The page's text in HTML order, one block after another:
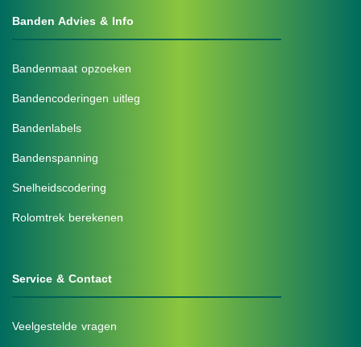
Banden Advies & Info
Bandenmaat opzoeken
Bandencoderingen uitleg
Bandenlabels
Bandenspanning
Snelheidscodering
Rolomtrek berekenen
Service & Contact
Veelgestelde vragen